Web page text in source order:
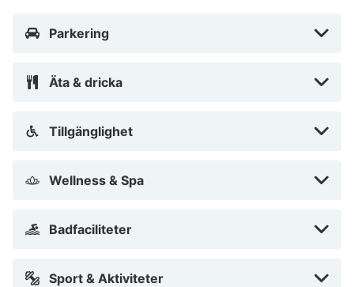
Parkering
Äta & dricka
Tillgänglighet
Wellness & Spa
Badfaciliteter
Sport & Aktiviteter